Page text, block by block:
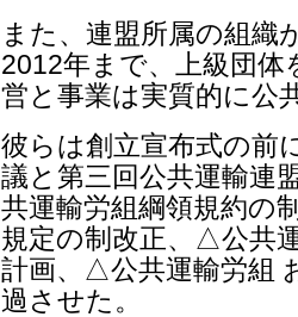
また、連盟所属の組織
2012年まで、上級団体
営と事業は実質的に公
彼らは創立宣布式の前
議と第三回公共運輸連
共運輸労組綱領規約の
規定の制改正、△公共
計画、△公共運輸労組
過させた。